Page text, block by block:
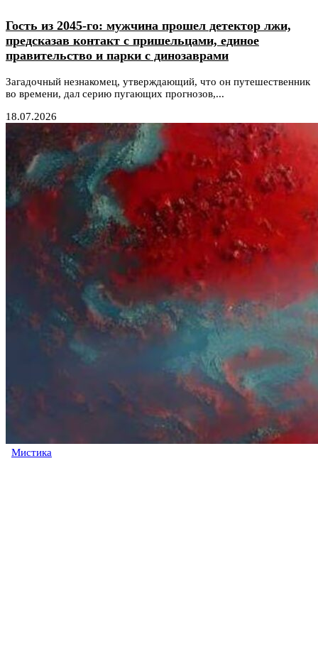
Гость из 2045-го: мужчина прошел детектор лжи,
предсказав контакт с пришельцами, единое
правительство и парки с динозаврами
Загадочный незнакомец, утверждающий, что он путешественник
во времени, дал серию пугающих прогнозов,...
18.07.2026
Мистика